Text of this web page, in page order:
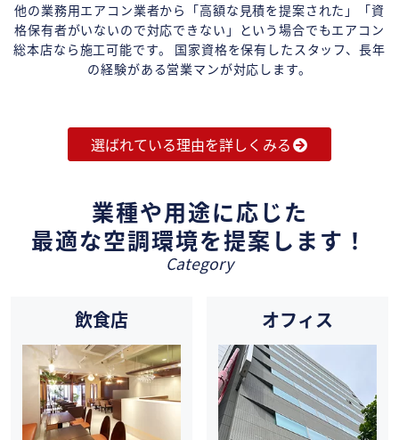
他の業務用エアコン業者から「高額な見積を提案された」「資
格保有者がいないので対応できない」という場合でもエアコン
総本店なら施工可能です。 国家資格を保有したスタッフ、長年
の経験がある営業マンが対応します。
選ばれている理由を詳しくみる
業種や用途に応じた
最適な空調環境を提案します！
Category
飲食店 オフィス